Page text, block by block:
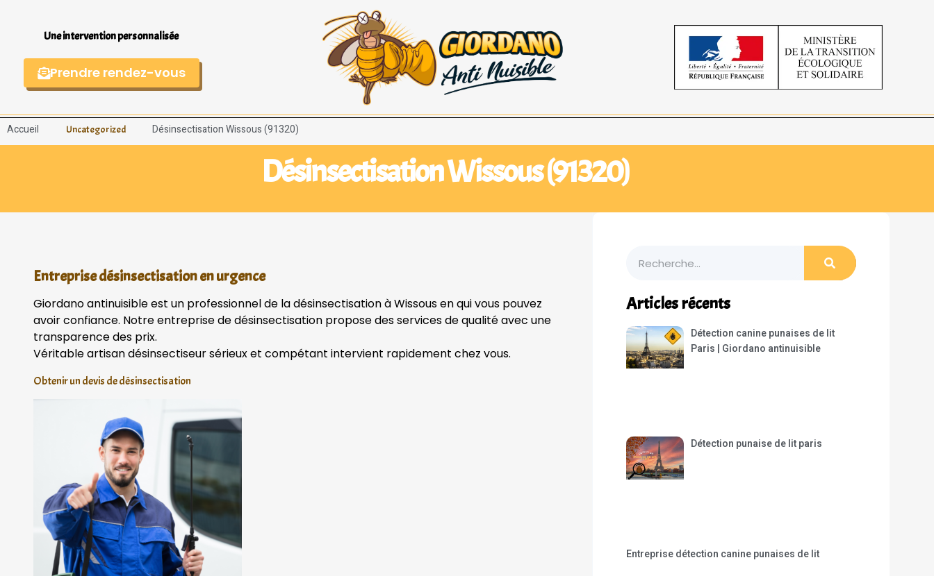
Une intervention personnalisée
Prendre rendez-vous
Accueil Uncategorized Désinsectisation Wissous (91320)
Désinsectisation Wissous (91320)
Entreprise désinsectisation en urgence
Giordano antinuisible est un professionnel de la désinsectisation à Wissous en qui vous pouvez
avoir confiance. Notre entreprise de désinsectisation propose des services de qualité avec une
transparence des prix.
Véritable artisan désinsectiseur sérieux et compétant intervient rapidement chez vous.
Obtenir un devis de désinsectisation
Articles récents
Détection canine punaises de lit
Paris | Giordano antinuisible
Détection punaise de lit paris
Entreprise détection canine punaises de lit